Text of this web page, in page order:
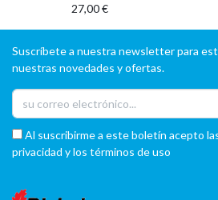
27,00€
Suscríbete a nuestra newsletter para
nuestras novedades y ofertas.
Al suscribirme a este boletín acepto
privacidad y los términos de uso